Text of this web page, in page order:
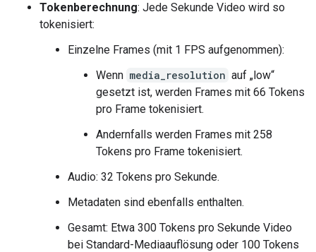
Tokenberechnung: Jede Sekunde Video wird so
tokenisiert:
Einzelne Frames (mit 1 FPS aufgenommen):
Wenn media_resolution auf „low“
gesetzt ist, werden Frames mit 66 Tokens
pro Frame tokenisiert.
Andernfalls werden Frames mit 258
Tokens pro Frame tokenisiert.
Audio: 32 Tokens pro Sekunde.
Metadaten sind ebenfalls enthalten.
Gesamt: Etwa 300 Tokens pro Sekunde Video
bei Standard-Mediaauflösung oder 100 Tokens